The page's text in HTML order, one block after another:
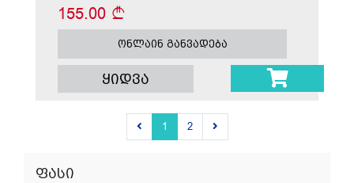
ფასი
155.00
ონლაინ განვადება
ყიდვა
1 2